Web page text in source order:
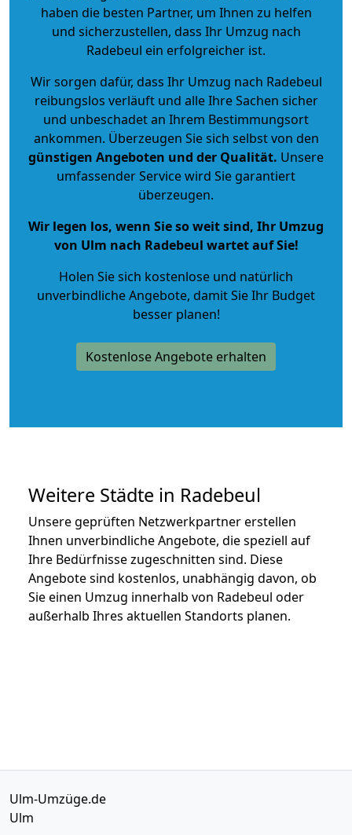
haben die besten Partner, um Ihnen zu helfen
und sicherzustellen, dass Ihr Umzug nach
Radebeul ein erfolgreicher ist.
Wir sorgen dafür, dass Ihr Umzug nach Radebeul
reibungslos verläuft und alle Ihre Sachen sicher
und unbeschadet an Ihrem Bestimmungsort
ankommen. Überzeugen Sie sich selbst von den
günstigen Angeboten und der Qualität. Unsere
umfassender Service wird Sie garantiert
überzeugen.
Wir legen los, wenn Sie so weit sind, Ihr Umzug
von Ulm nach Radebeul wartet auf Sie!
Holen Sie sich kostenlose und natürlich
unverbindliche Angebote, damit Sie Ihr Budget
besser planen!
Kostenlose Angebote erhalten
Weitere Städte in Radebeul
Unsere geprüften Netzwerkpartner erstellen
Ihnen unverbindliche Angebote, die speziell auf
Ihre Bedürfnisse zugeschnitten sind. Diese
Angebote sind kostenlos, unabhängig davon, ob
Sie einen Umzug innerhalb von Radebeul oder
außerhalb Ihres aktuellen Standorts planen.
Ulm-Umzüge.de
Ulm